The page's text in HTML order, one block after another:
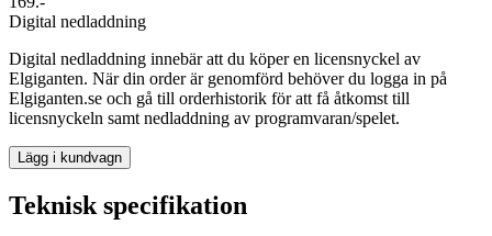
Digital nedladdning
Digital nedladdning innebär att du köper en licensnyckel av
Elgiganten. När din order är genomförd behöver du logga in på
Elgiganten.se och gå till orderhistorik för att få åtkomst till
licensnyckeln samt nedladdning av programvaran/spelet.
Lägg i kundvagn
Teknisk specifikation